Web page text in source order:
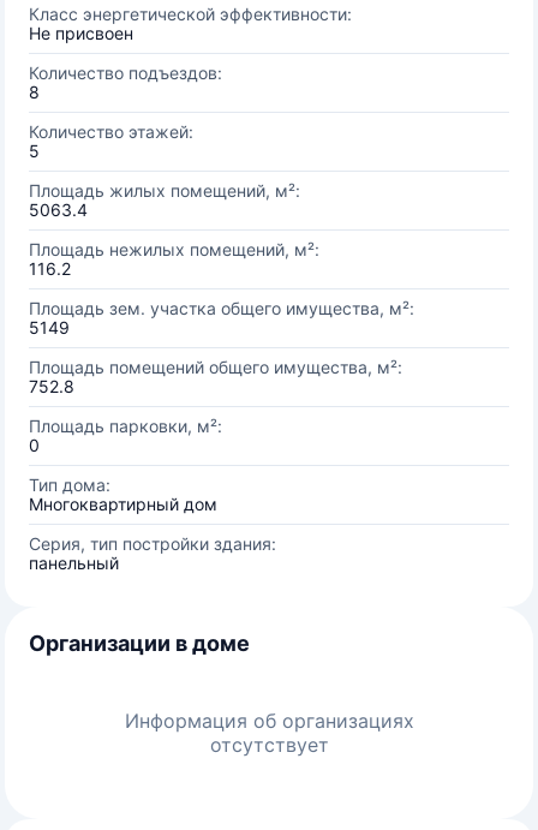
Класс энергетической эффективности:
Не присвоен
Количество подъездов:
8
Количество этажей:
5
Площадь жилых помещений, м²:
5063.4
Площадь нежилых помещений, м²:
116.2
Площадь зем. участка общего имущества, м²:
5149
Площадь помещений общего имущества, м²:
752.8
Площадь парковки, м²:
0
Тип дома:
Многоквартирный дом
Серия, тип постройки здания:
панельный
Организации в доме
Информация об организациях
отсутствует